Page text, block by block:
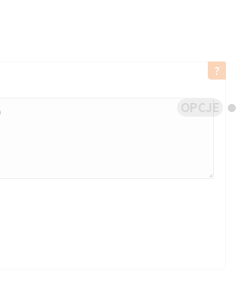
OPCJE